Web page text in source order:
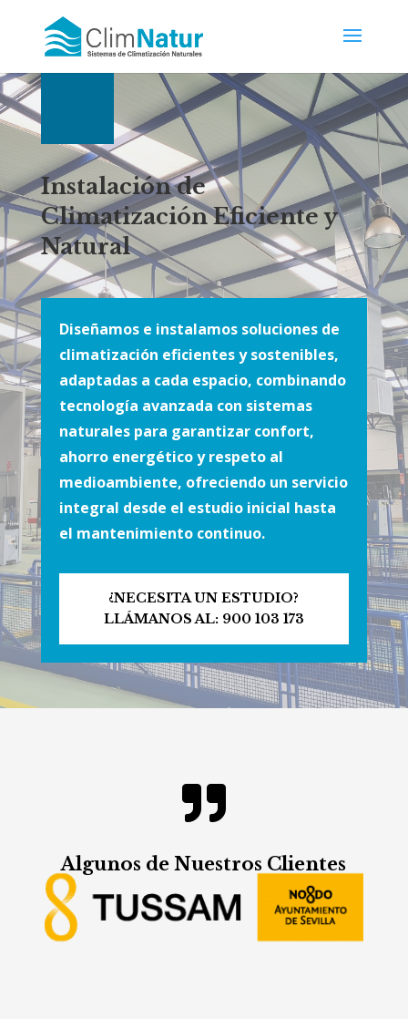
Instalación de
Climatización Eficiente y
Natural
Diseñamos e instalamos soluciones de
climatización eficientes y sostenibles,
adaptadas a cada espacio, combinando
tecnología avanzada con sistemas
naturales para garantizar confort,
ahorro energético y respeto al
medioambiente, ofreciendo un servicio
integral desde el estudio inicial hasta
el mantenimiento continuo.
¿NECESITA UN ESTUDIO?
LLÁMANOS AL: 900 103 173

Algunos de Nuestros Clientes